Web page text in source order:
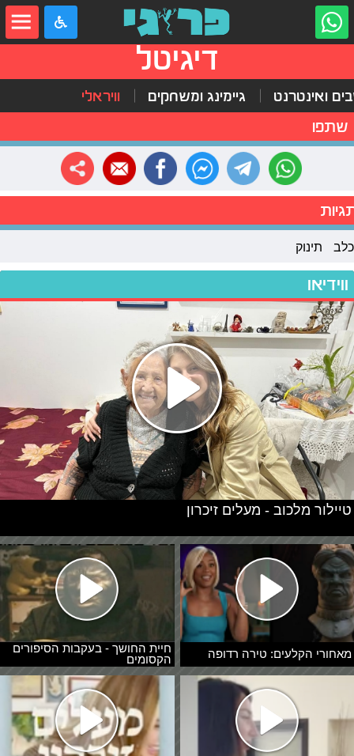
דיגיטל
ואינטרנט גיימינג ומשחקים וויראלי
שתפו
כלב תינוק
ווידיאו
מאחורי הקלעים: טירה רדופה
חיית החושך - בעקבות הסיפורים
הקסומים
טיילור מלכוב - מעלים זיכרון